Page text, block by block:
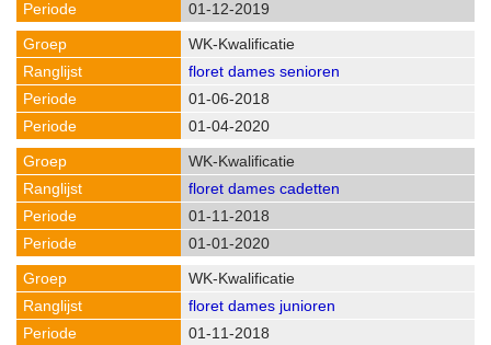
01-12-2019
WK-Kwalificatie
floret dames senioren
01-06-2018
01-04-2020
WK-Kwalificatie
floret dames cadetten
01-11-2018
01-01-2020
WK-Kwalificatie
floret dames junioren
01-11-2018